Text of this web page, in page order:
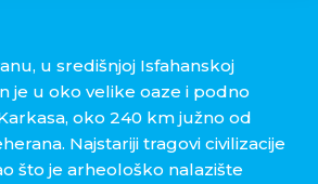
u središnjoj Isfahanskoj
je u oko velike oaze i podno
oko 240 km južno od
Najstariji tragovi civilizacije
što je arheološko nalazište